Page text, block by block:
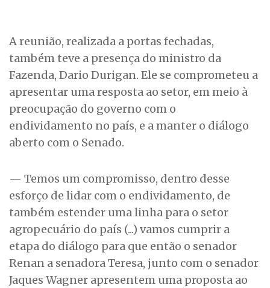
A reunião, realizada a portas fechadas,
também teve a presença do ministro da
Fazenda, Dario Durigan. Ele se comprometeu a
apresentar uma resposta ao setor, em meio à
preocupação do governo com o
endividamento no país, e a manter o diálogo
aberto com o Senado.
— Temos um compromisso, dentro desse
esforço de lidar com o endividamento, de
também estender uma linha para o setor
agropecuário do país (...) vamos cumprir a
etapa do diálogo para que então o senador
Renan a senadora Teresa, junto com o senador
Jaques Wagner apresentem uma proposta ao